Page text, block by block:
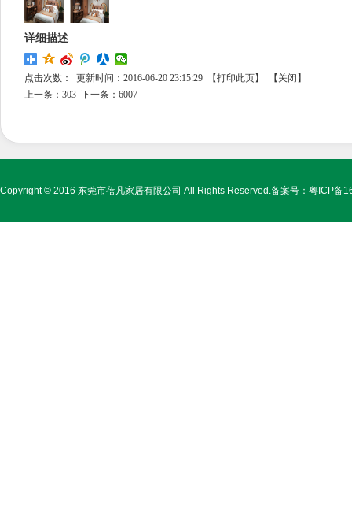
详细描述
点击次数： 更新时间：2016-06-20 23:15:29 【打印此页】 【 关闭 】
上一条： 303 下一条： 6007
Copyright © 2016 东莞市蓓凡家居有限公司 All Rights Reserved.备案号： 粤ICP备